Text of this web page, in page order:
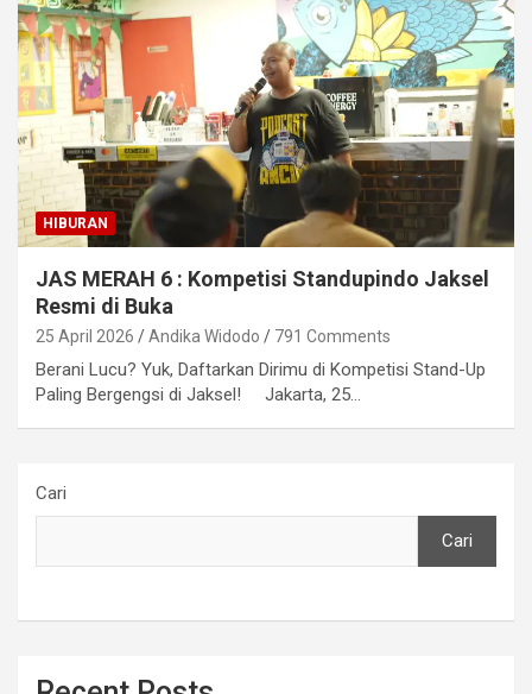
HIBURAN
JAS MERAH 6 : Kompetisi Standupindo Jaksel
Resmi di Buka
25 April 2026 Andika Widodo 791 Comments
Berani Lucu? Yuk, Daftarkan Dirimu di Kompetisi Stand-Up
Paling Bergengsi di Jaksel! Jakarta, 25…
Cari
Cari